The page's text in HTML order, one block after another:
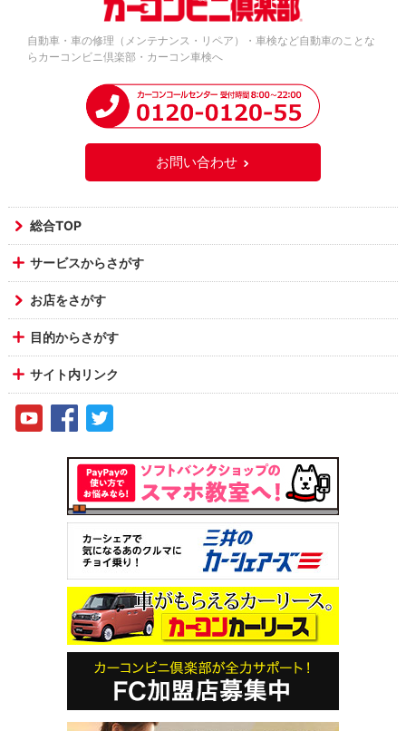
自動車・車の修理（メンテナンス・リペア）・車検など自動車のことな
らカーコンビニ倶楽部・カーコン車検へ
お問い合わせ
総合TOP
サービスからさがす
お店をさがす
目的からさがす
サイト内リンク